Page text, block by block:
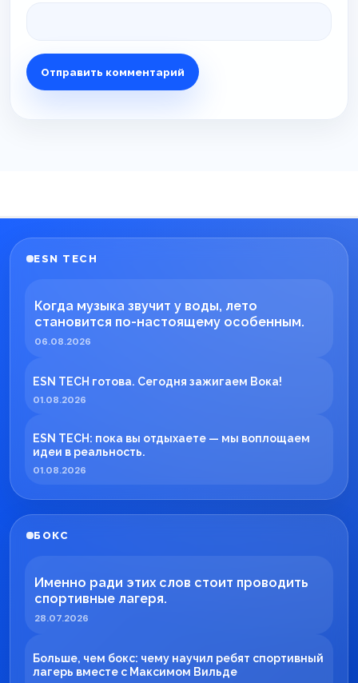
ESN TECH
Когда музыка звучит у воды, лето
становится по-настоящему особенным.
06.08.2026
ESN TECH готова. Сегодня зажигаем Вока!
01.08.2026
ESN TECH: пока вы отдыхаете — мы воплощаем
идеи в реальность.
01.08.2026
БОКС
Именно ради этих слов стоит проводить
спортивные лагеря.
28.07.2026
Больше, чем бокс: чему научил ребят спортивный
лагерь вместе с Максимом Вильде